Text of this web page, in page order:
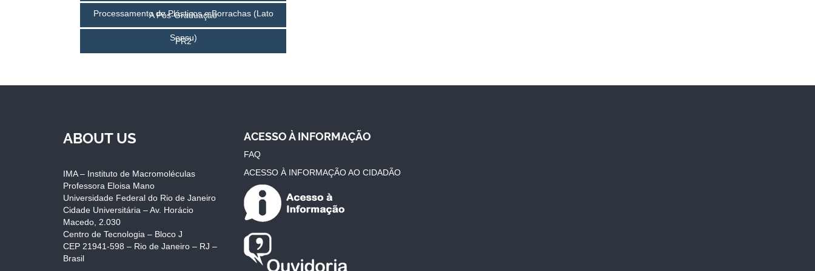
Processamento de Plásticos e Borrachas (Lato
Sensu)
A Pós-Graduação
PR2
ABOUT US
IMA – Instituto de Macromoléculas
Professora Eloisa Mano
Universidade Federal do Rio de Janeiro
Cidade Universitária – Av. Horácio
Macedo, 2.030
Centro de Tecnologia – Bloco J
CEP 21941-598 – Rio de Janeiro – RJ –
Brasil
ACESSO À INFORMAÇÃO
FAQ
ACESSO À INFORMAÇÃO AO CIDADÃO